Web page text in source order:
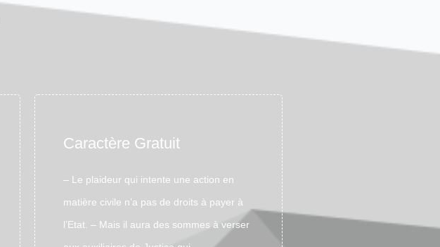
Caractère Gratuit
– Le plaideur qui intente une action en
matière civile n’a pas de droits à payer à
l’Etat. – Mais il aura des sommes à verser